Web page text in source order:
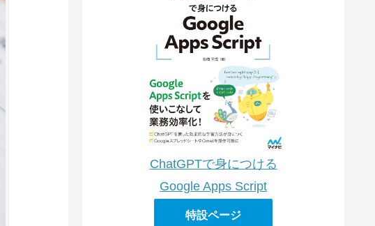
ChatGPTで身につける
Google Apps Script
特設ページ